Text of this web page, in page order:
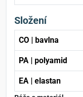
Složení
CO | bavlna
PA | polyamid
EA | elastan